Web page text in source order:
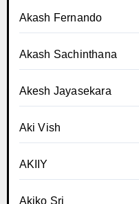
Akash Fernando
Akash Sachinthana
Akesh Jayasekara
Aki Vish
AKIIY
Akiko Sri